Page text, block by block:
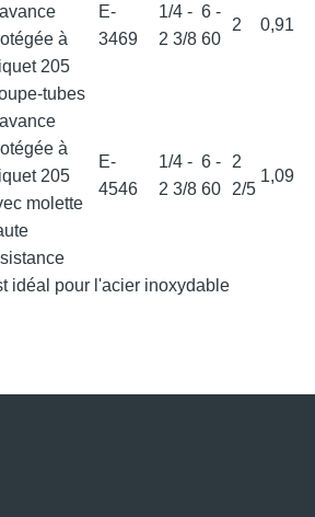
à
205
E-
3469
1/4 -
2 3/8
6 -
60
2 0,91
tubes
à
205
molette
E-
4546
1/4 -
2 3/8
6 -
60
2
2/5
1,09
idéal pour l'acier inoxydable